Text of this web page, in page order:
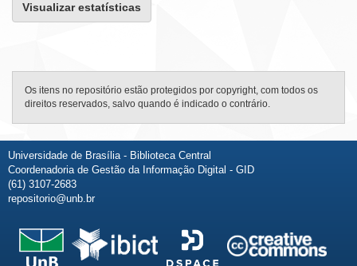
Visualizar estatísticas
Os itens no repositório estão protegidos por copyright, com todos os
direitos reservados, salvo quando é indicado o contrário.
Universidade de Brasília - Biblioteca Central
Coordenadoria de Gestão da Informação Digital - GID
(61) 3107-2683
repositorio@unb.br